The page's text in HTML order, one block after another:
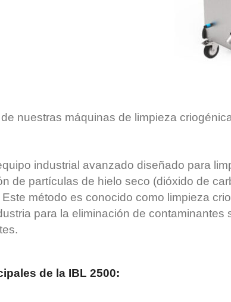
nuestras máquinas de limpieza
industrial avanzado diseñado para
de partículas de hielo seco (dióxido de
método es conocido como limpieza
para la eliminación de contaminantes
de la IBL 2500: